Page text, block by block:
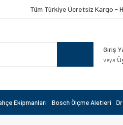
Tüm Türkiye Ücretsiz Kargo -
Giriş
veya
Ekipmanları Bosch Ölçme Aletleri